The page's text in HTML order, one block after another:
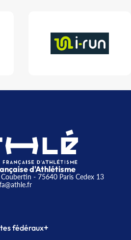
d'Athlétisme
- 75640 Paris Cedex 13
fédéraux+